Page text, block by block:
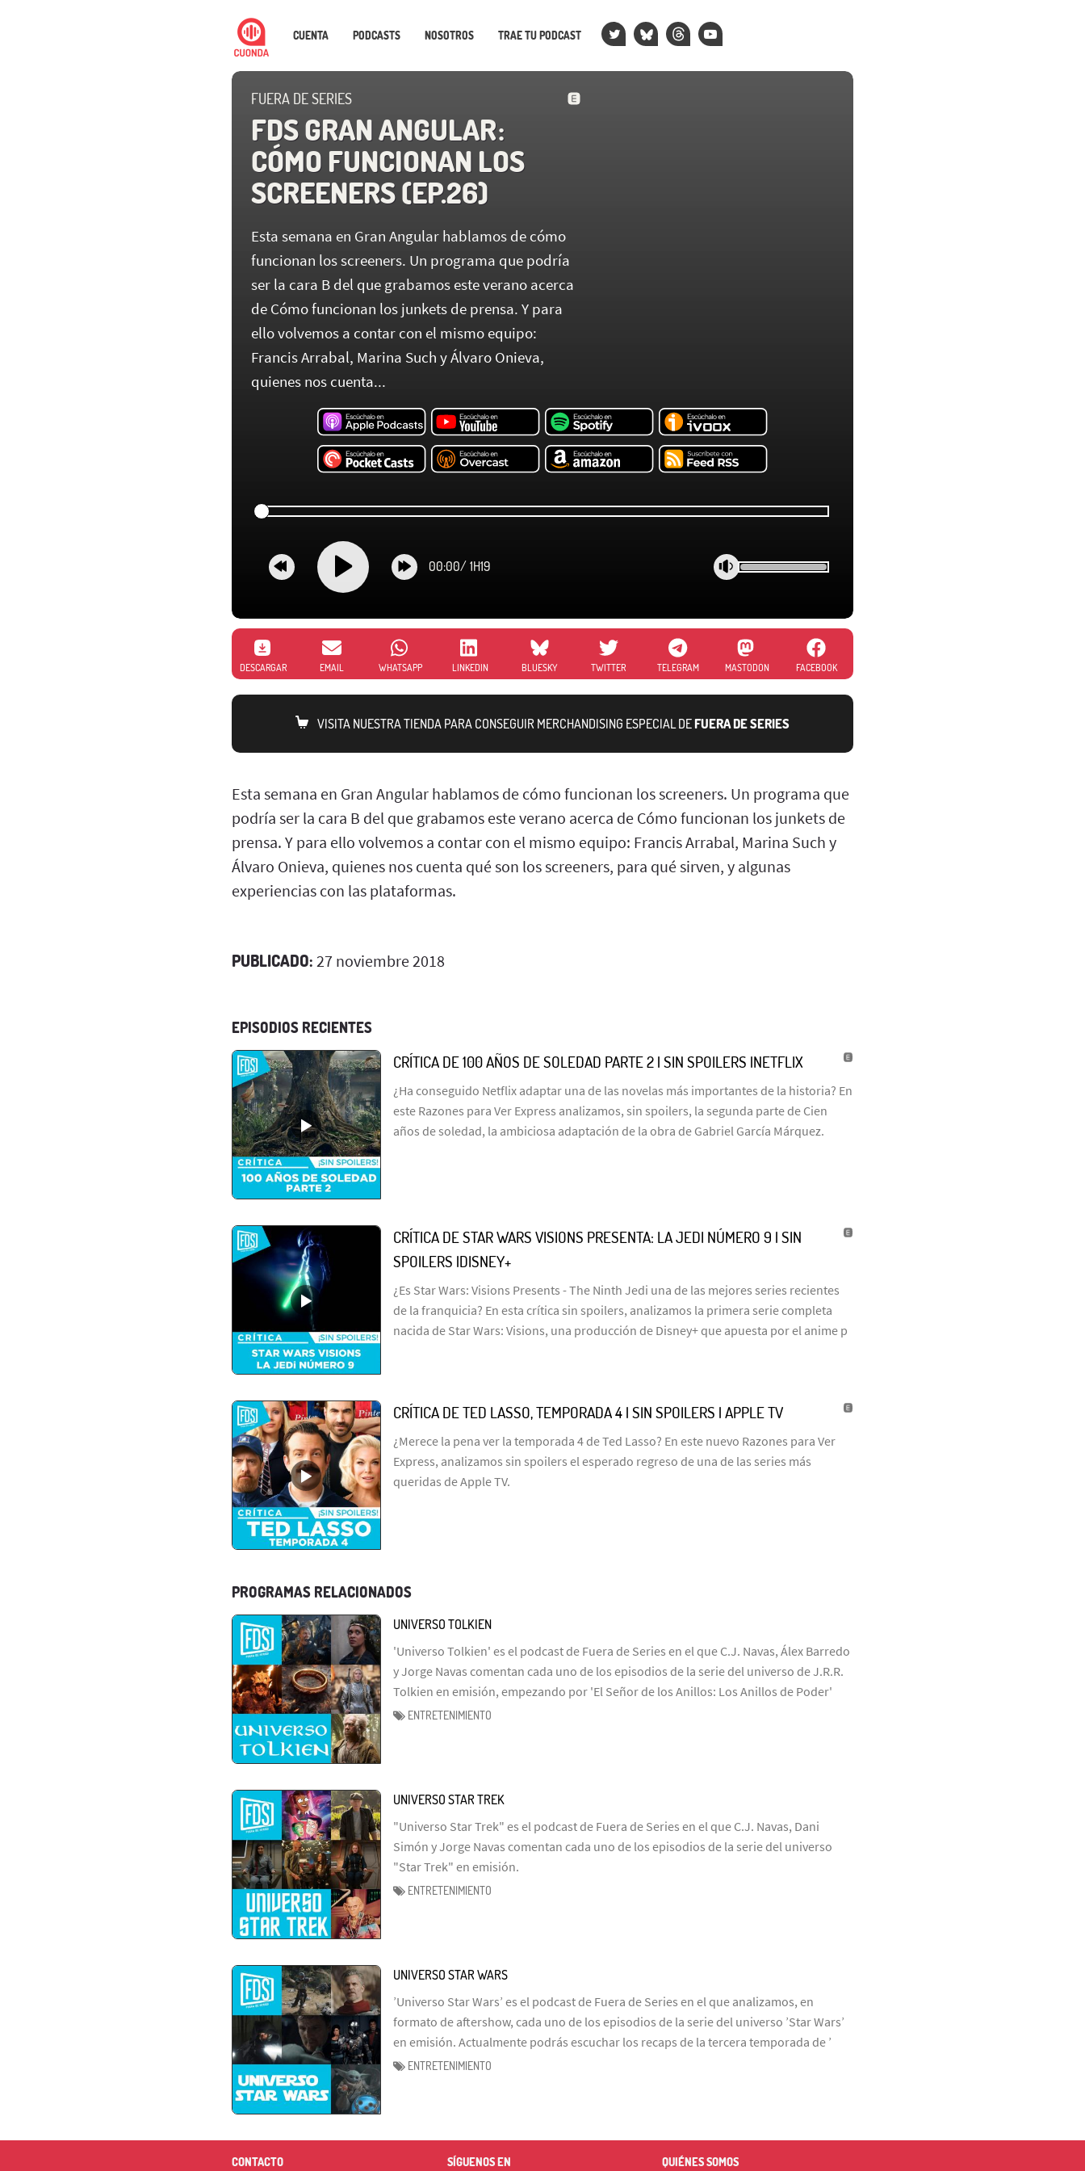
CUENTA PODCASTS NOSOTROS TRAE TU PODCAST
FUERA DE SERIES
FDS GRAN ANGULAR :
CÓMO FUNCIONAN LOS
SCREENERS (EP.26)
Esta semana en Gran Angular hablamos de cómo
funcionan los screeners. Un programa que podría
ser la cara B del que grabamos este verano acerca
de Cómo funcionan los junkets de prensa. Y para
ello volvemos a contar con el mismo equipo:
Francis Arrabal, Marina Such y Álvaro Onieva,
quienes nos cuenta...
00:00/ 1H19
DESCARGAR EMAIL WHATSAPP LINKEDIN BLUESKY TWITTER TELEGRAM MASTODON FACEBOOK
VISITA NUESTRA TIENDA PARA CONSEGUIR MERCHANDISING ESPECIAL DEFUERA DE SERIES
Esta semana en Gran Angular hablamos de cómo funcionan los screeners. Un programa que
podría ser la cara B del que grabamos este verano acerca de Cómo funcionan los junkets de
prensa. Y para ello volvemos a contar con el mismo equipo: Francis Arrabal, Marina Such y
Álvaro Onieva, quienes nos cuenta qué son los screeners, para qué sirven, y algunas
experiencias con las plataformas.
PUBLICADO: 27 noviembre 2018
EPISODIOS RECIENTES
CRÍTICA DE 100 AÑOS DE SOLEDAD PARTE 2 | SIN SPOILERS |NETFLIX
¿Ha conseguido Netflix adaptar una de las novelas más importantes de la historia? En
este Razones para Ver Express analizamos, sin spoilers, la segunda parte de Cien
años de soledad, la ambiciosa adaptación de la obra de Gabriel García Márquez.
CRÍTICA DE STAR WARS VISIONS PRESENTA: LA JEDI NÚMERO 9 | SIN
SPOILERS |DISNEY+
¿Es Star Wars: Visions Presents - The Ninth Jedi una de las mejores series recientes
de la franquicia? En esta crítica sin spoilers, analizamos la primera serie completa
nacida de Star Wars: Visions, una producción de Disney+ que apuesta por el anime p
CRÍTICA DE TED LASSO, TEMPORADA 4 | SIN SPOILERS | APPLE TV
¿Merece la pena ver la temporada 4 de Ted Lasso? En este nuevo Razones para Ver
Express, analizamos sin spoilers el esperado regreso de una de las series más
queridas de Apple TV.
PROGRAMAS RELACIONADOS
UNIVERSO TOLKIEN
'Universo Tolkien' es el podcast de Fuera de Series en el que C.J. Navas, Álex Barredo
y Jorge Navas comentan cada uno de los episodios de la serie del universo de J.R.R.
Tolkien en emisión, empezando por 'El Señor de los Anillos: Los Anillos de Poder'
ENTRETENIMIENTO
UNIVERSO STAR TREK
"Universo Star Trek" es el podcast de Fuera de Series en el que C.J. Navas, Dani
Simón y Jorge Navas comentan cada uno de los episodios de la serie del universo
"Star Trek" en emisión.
ENTRETENIMIENTO
UNIVERSO STAR WARS
’Universo Star Wars’ es el podcast de Fuera de Series en el que analizamos, en
formato de aftershow, cada uno de los episodios de la serie del universo ’Star Wars’
en emisión. Actualmente podrás escuchar los recaps de la tercera temporada de ’
ENTRETENIMIENTO
CONTACTO SÍGUENOS EN QUIÉNES SOMOS